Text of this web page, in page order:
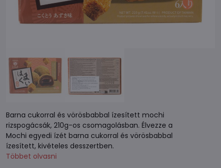
Barna cukorral és vörösbabbal ízesített mochi
rizspogácsák, 210g-os csomagolásban. Élvezze a
Mochi egyedi ízét barna cukorral és vörösbabbal
ízesített, kivételes desszertben.
Többet olvasni